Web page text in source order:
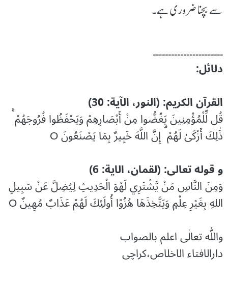
سے بچنا ضروری ہے۔
۔۔۔۔۔۔۔۔۔۔۔۔۔۔۔۔۔۔۔۔۔۔۔
دلائل:
القرآن الکریم: (النور، الآیة: 30)
قُل لِّلْمُؤْمِنِينَ يَغُضُّوا مِنْ أَبْصَارِهِمْ وَيَحْفَظُوا فُرُوجَهُمْ ۚ
ذَٰلِكَ أَزْكَىٰ لَهُمْ ۗ إِنَّ اللَّهَ خَبِيرٌ بِمَا يَصْنَعُونَ O
و قوله تعالی: (لقمان، الایة: 6)
وَمِنَ النَّاسِ مَنْ يَّشْتَرِي لَهْوَ الْحَدِيثِ لِيُضِلَّ عَنْ سَبِيلِ
اللهِ بِغَيْرِ عِلْمٍ وَيَتَّخِذَهَا هُزُوًا أُولَئِكَ لَهُمْ عَذَابٌ مُهِينٌ O
واللّٰه تعالٰی اعلم بالصواب
دارالافتاء الاخلاص،کراچی